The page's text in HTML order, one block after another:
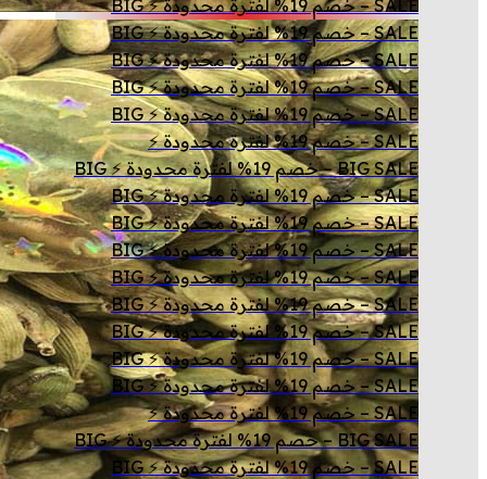
SALE – خصم 19% لفترة محدودة ⚡ BIG
SALE – خصم 19% لفترة محدودة ⚡ BIG
SALE – خصم 19% لفترة محدودة ⚡ BIG
SALE – خصم 19% لفترة محدودة ⚡ BIG
SALE – خصم 19% لفترة محدودة ⚡ BIG
SALE – خصم 19% لفترة محدودة ⚡
BIG SALE – خصم 19% لفترة محدودة ⚡ BIG
SALE – خصم 19% لفترة محدودة ⚡ BIG
SALE – خصم 19% لفترة محدودة ⚡ BIG
SALE – خصم 19% لفترة محدودة ⚡ BIG
SALE – خصم 19% لفترة محدودة ⚡ BIG
SALE – خصم 19% لفترة محدودة ⚡ BIG
SALE – خصم 19% لفترة محدودة ⚡ BIG
SALE – خصم 19% لفترة محدودة ⚡ BIG
SALE – خصم 19% لفترة محدودة ⚡ BIG
SALE – خصم 19% لفترة محدودة ⚡
BIG SALE – خصم 19% لفترة محدودة ⚡ BIG
SALE – خصم 19% لفترة محدودة ⚡ BIG